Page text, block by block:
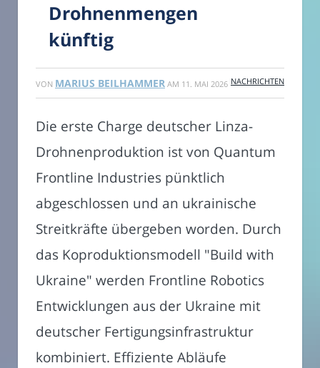
Drohnenmengen
künftig
VON MARIUS BEILHAMMER AM 11. MAI 2026 NACHRICHTEN
Die erste Charge deutscher Linza-
Drohnenproduktion ist von Quantum
Frontline Industries pünktlich
abgeschlossen und an ukrainische
Streitkräfte übergeben worden. Durch
das Koproduktionsmodell "Build with
Ukraine" werden Frontline Robotics
Entwicklungen aus der Ukraine mit
deutscher Fertigungsinfrastruktur
kombiniert. Effiziente Abläufe